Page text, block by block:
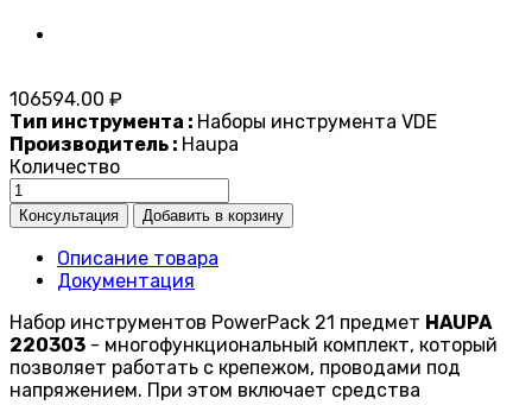
106594.00 ₽
Тип инструмента : Наборы инструмента VDE
Производитель : Haupa
Количество
Описание товара
Документация
Набор инструментов PowerPack 21 предмет HAUPA
220303 - многофункциональный комплект, который
позволяет работать с крепежом, проводами под
напряжением. При этом включает средства